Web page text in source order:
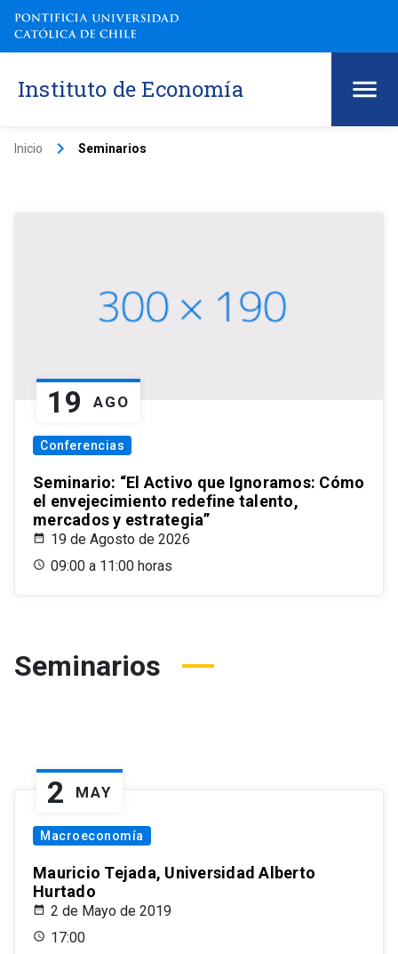
Instituto de Economía
Inicio keyboard_arrow_right Seminarios
19 AGO
Conferencias
Seminario: “El Activo que Ignoramos: Cómo
el envejecimiento redefine talento,
mercados y estrategia”
19 de Agosto de 2026
09:00 a 11:00 horas
Seminarios
2 MAY
Macroeconomía
Mauricio Tejada, Universidad Alberto
Hurtado
2 de Mayo de 2019
17:00